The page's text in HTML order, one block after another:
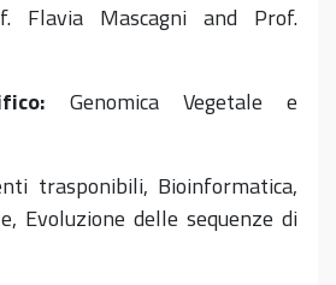
Flavia Mascagni and Prof.
: Genomica Vegetale e
trasponibili, Bioinformatica,
Evoluzione delle sequenze di